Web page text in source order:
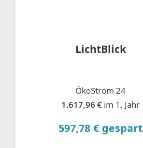
LichtBlick
ÖkoStrom 24
1.617,96 € im 1. Jahr
597,78 € gespart